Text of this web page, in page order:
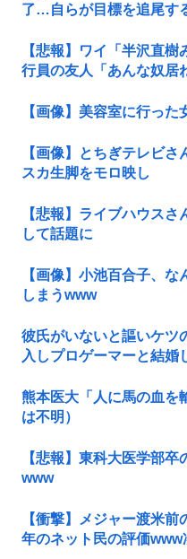
了…自らが目標を追尾す
【悲報】ワイ「半沢直
行員の友人「あんな奴居
【画像】美容室に行った
【画像】とちぎテレビ
スカ生脚をモロ映し
【悲報】ライブハウス
して話題に
【画像】小池百合子、
しまうwww
彼氏がいないと謳いケツ
入しプロゲーマーと結婚
熊本医大「人に馬の血を
は不明）
【悲報】東科大医学部
www
【衝撃】メジャー渡米
年のネット民の評価